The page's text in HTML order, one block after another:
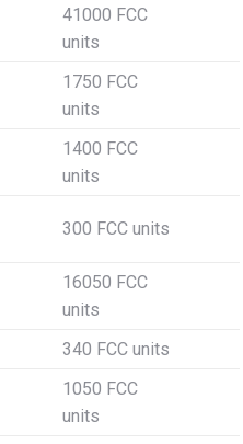
41000 FCC
units
1750 FCC
units
1400 FCC
units
300 FCC units
16050 FCC
units
340 FCC units
1050 FCC
units